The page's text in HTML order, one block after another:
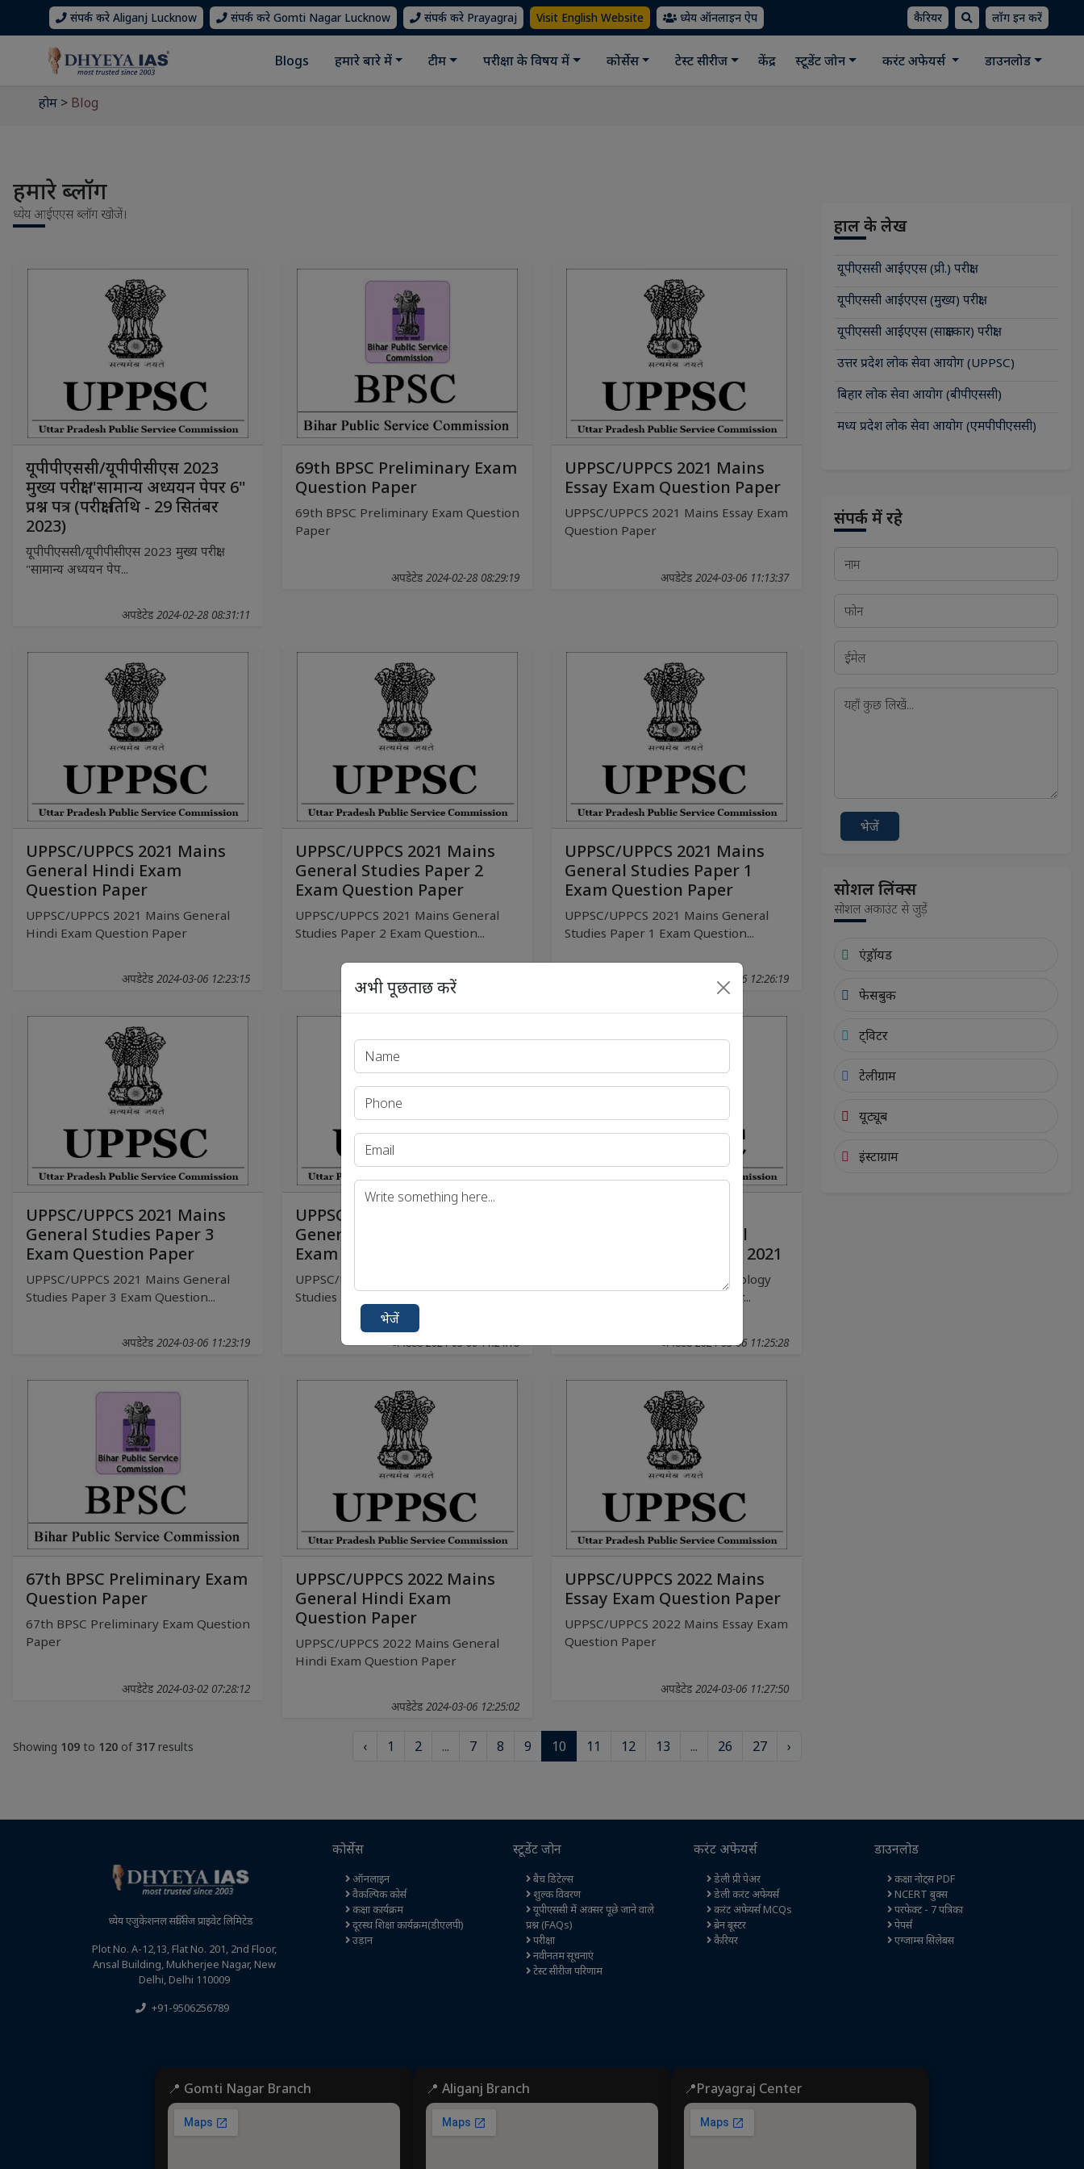
संपर्क करे Aliganj Lucknow संपर्क करे Gomti Nagar Lucknow संपर्क करे Prayagraj Visit English Website ध्येय ऑनलाइन ऐप कैरियर लॉग इन करें
Blogs हमारे बारे में टीम परीक्षा के विषय में कोर्सेस टेस्ट सीरीज केंद्र स्टूडेंट जोन करंट अफेयर्स डाउनलोड
होम > Blog
हमारे ब्लॉग
ध्येय आईएएस ब्लॉग खोजें।
यूपीपीएससी/यूपीपीसीएस 2023
मुख्य परीक्षा "सामान्य अध्ययन पेपर 6"
प्रश्न पत्र (परीक्षा तिथि - 29 सितंबर
2023)
यूपीपीएससी/यूपीपीसीएस 2023 मुख्य परीक्षा
"सामान्य अध्ययन पेप...
अपडेटेड 2024-02-28 08:31:11
69th BPSC Preliminary Exam
Question Paper
69th BPSC Preliminary Exam Question
Paper
अपडेटेड 2024-02-28 08:29:19
UPPSC/UPPCS 2021 Mains
Essay Exam Question Paper
UPPSC/UPPCS 2021 Mains Essay Exam
Question Paper
अपडेटेड 2024-03-06 11:13:37
UPPSC/UPPCS 2021 Mains
General Hindi Exam
Question Paper
UPPSC/UPPCS 2021 Mains General
Hindi Exam Question Paper
अपडेटेड 2024-03-06 12:23:15
UPPSC/UPPCS 2021 Mains
General Studies Paper 2
Exam Question Paper
UPPSC/UPPCS 2021 Mains General
Studies Paper 2 Exam Question...
अपडेटेड 2024-03-06 11:15:53
UPPSC/UPPCS 2021 Mains
General Studies Paper 1
Exam Question Paper
UPPSC/UPPCS 2021 Mains General
Studies Paper 1 Exam Question...
अपडेटेड 2024-03-06 12:26:19
UPPSC/UPPCS 2021 Mains
General Studies Paper 3
Exam Question Paper
UPPSC/UPPCS 2021 Mains General
Studies Paper 3 Exam Question...
अपडेटेड 2024-03-06 11:23:19
UPPSC/UPPCS 2021 Mains
General Studies Paper 4
Exam Question Paper
UPPSC/UPPCS 2021 Mains General
Studies Paper 4 Exam Question...
अपडेटेड 2024-03-06 11:24:18
Anthropology Optional
Exam Question Paper - 2021
UPPSC/UPPCS Mains Anthropology
Optional Exam Question Paper...
अपडेटेड 2024-03-06 11:25:28
67th BPSC Preliminary Exam
Question Paper
67th BPSC Preliminary Exam Question
Paper
अपडेटेड 2024-03-02 07:28:12
UPPSC/UPPCS 2022 Mains
General Hindi Exam
Question Paper
UPPSC/UPPCS 2022 Mains General
Hindi Exam Question Paper
अपडेटेड 2024-03-06 12:25:02
UPPSC/UPPCS 2022 Mains
Essay Exam Question Paper
UPPSC/UPPCS 2022 Mains Essay Exam
Question Paper
अपडेटेड 2024-03-06 11:27:50
Showing 109 to 120 of 317 results ‹ 1 2 ... 7 8 9 10 11 12 13 ... 26 27 ›
हाल के लेख
यूपीएससी आईएएस (प्री.) परीक्षा
यूपीएससी आईएएस (मुख्य) परीक्षा
यूपीएससी आईएएस (साक्षात्कार) परीक्षा
उत्तर प्रदेश लोक सेवा आयोग (UPPSC)
बिहार लोक सेवा आयोग (बीपीएससी)
मध्य प्रदेश लोक सेवा आयोग (एमपीपीएससी)
संपर्क में रहे
भेजें
सोशल लिंक्स
सोशल अकाउंट से जुड़ें
एंड्रॉयड
फेसबुक
ट्विटर
टेलीग्राम
यूट्यूब
इंस्टाग्राम
ध्येय एजुकेशनल सर्विसेज प्राइवेट लिमिटेड
Plot No. A-12,13, Flat No. 201, 2nd Floor,
Ansal Building, Mukherjee Nagar, New
Delhi, Delhi 110009
+91-9506256789
कोर्सेस
ऑनलाइन
वैकल्पिक कोर्स
कक्षा कार्यक्रम
दूरस्थ शिक्षा कार्यक्रम(डीएलपी)
उड़ान
स्टूडेंट जोन
बैच डिटेल्स
शुल्क विवरण
यूपीएससी में अक्सर पूछे जाने वाले
प्रश्न (FAQs)
परीक्षा
नवीनतम सूचनाएं
टेस्ट सीरीज परिणाम
करंट अफेयर्स
डेली प्री पेअर
डेली करंट अफेयर्स
करंट अफेयर्स MCQs
ब्रेन बूस्टर
कैरियर
डाउनलोड
कक्षा नोट्स PDF
NCERT बुक्स
परफेक्ट - 7 पत्रिका
पेपर्स
एग्जाम्स सिलेबस
📍 Gomti Nagar Branch 📍 Aliganj Branch 📍Prayagraj Center
अभी पूछताछ करें
भेजें